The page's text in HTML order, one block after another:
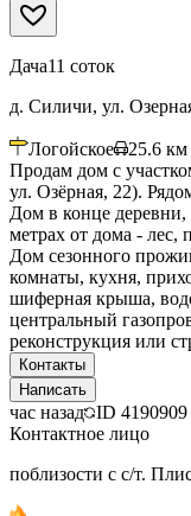
Дача11 соток
д. Силичи, ул.
Логойское 25.6
Продам дом с
ул. Озёрная, 22).
Дом в конце деревни,
метрах от дома - лес,
Дом сезонного
комнаты, кухня,
шиферная крыша,
центральный
реконструкция или
Контакты
Написать
час назад ID 4190909
Контактное лицо
поблизости с с/т.